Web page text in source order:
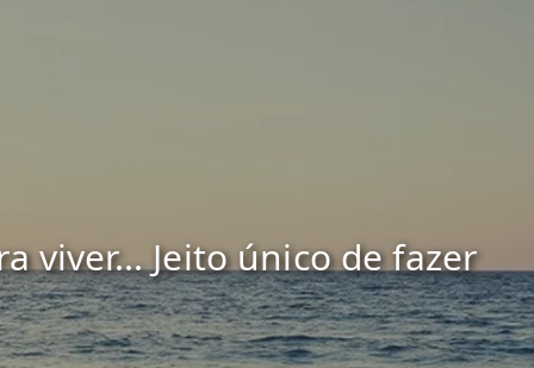
viver... Jeito único de fazer